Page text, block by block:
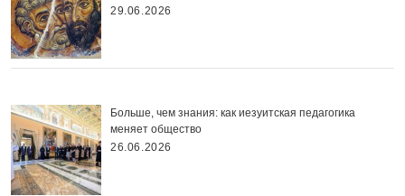
29.06.2026
Больше, чем знания: как иезуитская педагогика
меняет общество
26.06.2026